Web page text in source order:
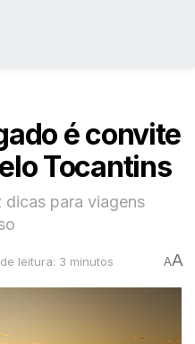
é convite
Tocantins
dicas para viagens
leitura: 3 minutos AA